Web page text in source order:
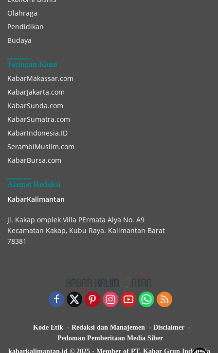
Olahraga
Pendidikan
Budaya
Jaringan Kami
KabarMakassar.com
KabarJakarta.com
KabarSunda.com
KabarSumatra.com
KabarIndonesia.ID
SerambiMuslim.com
KabarBursa.com
Alamat Redaksi
KabarKalimantan
Jl. Kakap omplek Villa PErmata Alya No. A9
Kecamatan Kakap, Kubu Raya. Kalimantan Barat
78381
Kode Etik Redaksi dan Manajemen
Disclaimer
Pedoman Pemberitaan Media Siber
kabarkalimantan.id © 2025 - Member of PT. Kabar Grup Indonesia